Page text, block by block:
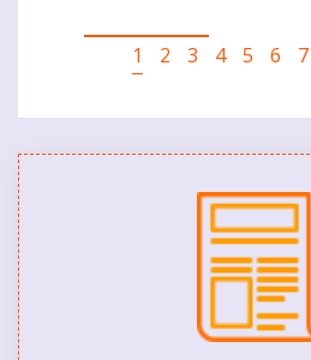
Pagination
Current
1 Puslapis
2 Puslapis
3 Puslapis
4 Puslapis
5 6 7